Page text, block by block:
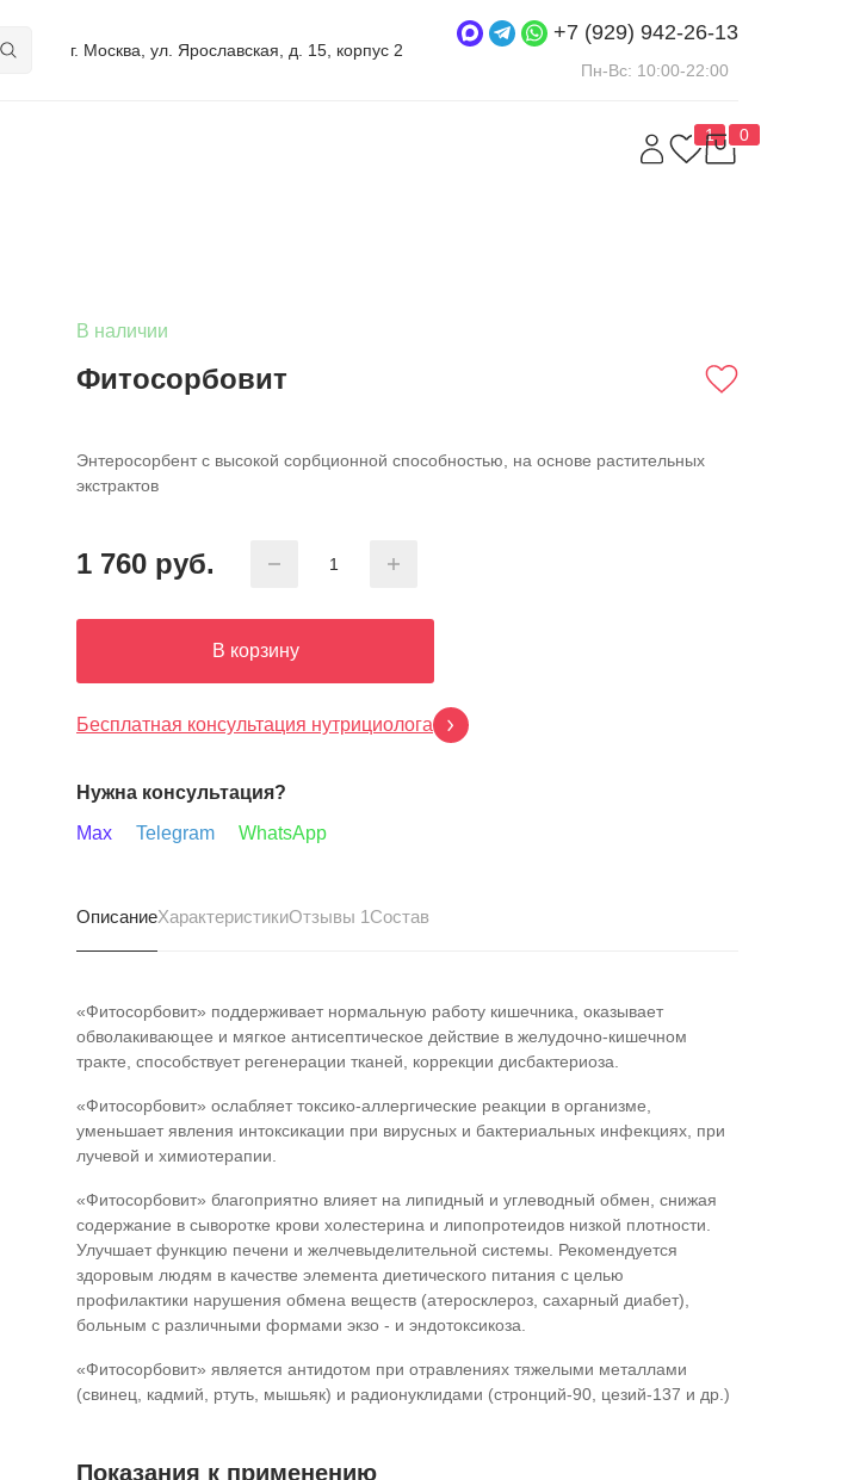
г. Москва, ул. Ярославская, д. 15, корпус 2
+7 (929) 942-26-13
Пн-Вс: 10:00-22:00
1 0
В наличии
Фитосорбовит
Энтеросорбент с высокой сорбционной способностью, на основе растительных
экстрактов
1 760 руб.
В корзину
Бесплатная консультация нутрициолога
Нужна консультация?
Max
Telegram WhatsApp
ОписаниеХарактеристикиОтзывы 1 Состав
«Фитосорбовит» поддерживает нормальную работу кишечника, оказывает
обволакивающее и мягкое антисептическое действие в желудочно-кишечном
тракте, способствует регенерации тканей, коррекции дисбактериоза.
«Фитосорбовит» ослабляет токсико-аллергические реакции в организме,
уменьшает явления интоксикации при вирусных и бактериальных инфекциях, при
лучевой и химиотерапии.
«Фитосорбовит» благоприятно влияет на липидный и углеводный обмен, снижая
содержание в сыворотке крови холестерина и липопротеидов низкой плотности.
Улучшает функцию печени и желчевыделительной системы. Рекомендуется
здоровым людям в качестве элемента диетического питания с целью
профилактики нарушения обмена веществ (атеросклероз, сахарный диабет),
больным с различными формами экзо - и эндотоксикоза.
«Фитосорбовит» является антидотом при отравлениях тяжелыми металлами
(свинец, кадмий, ртуть, мышьяк) и радионуклидами (стронций-90, цезий-137 и др.)
Показания к применению